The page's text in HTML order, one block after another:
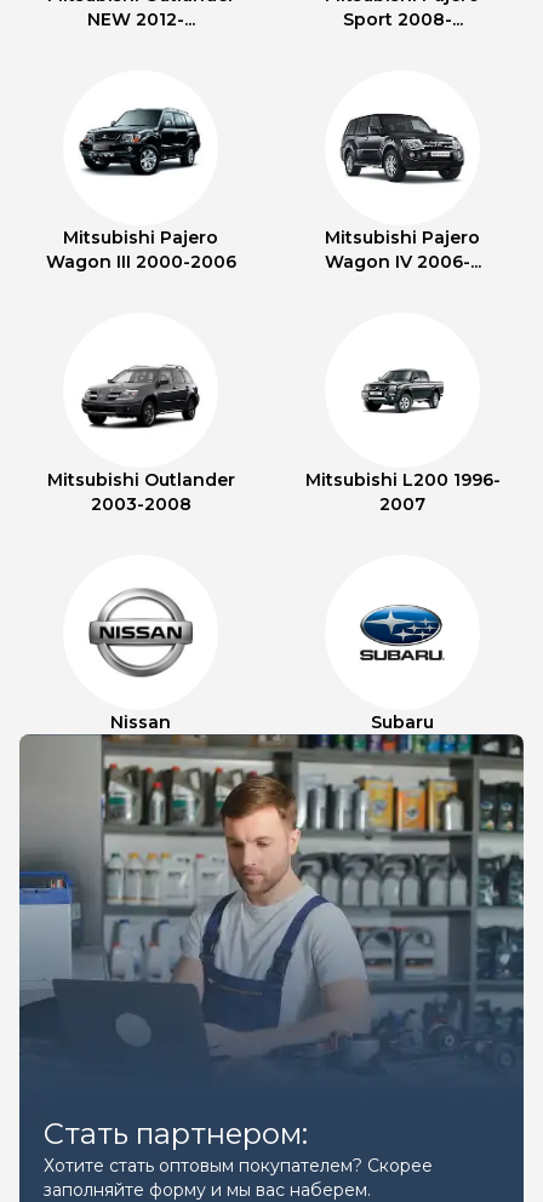
NEW 2012-...
Sport 2008-...
Mitsubishi Pajero
Wagon III 2000-2006
Mitsubishi Pajero
Wagon IV 2006-...
Mitsubishi Outlander
2003-2008
Mitsubishi L200 1996-
2007
Nissan Subaru
Стать партнером:
Хотите стать оптовым покупателем? Скорее
заполняйте форму и мы вас наберем.